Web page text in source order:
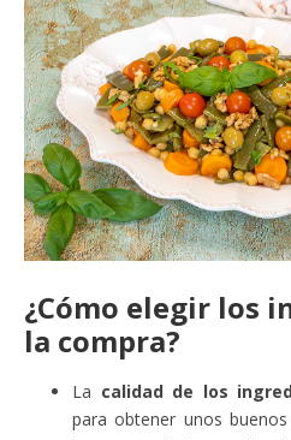
¿Cómo elegir los
la compra?
La calidad de los
para obtener unos